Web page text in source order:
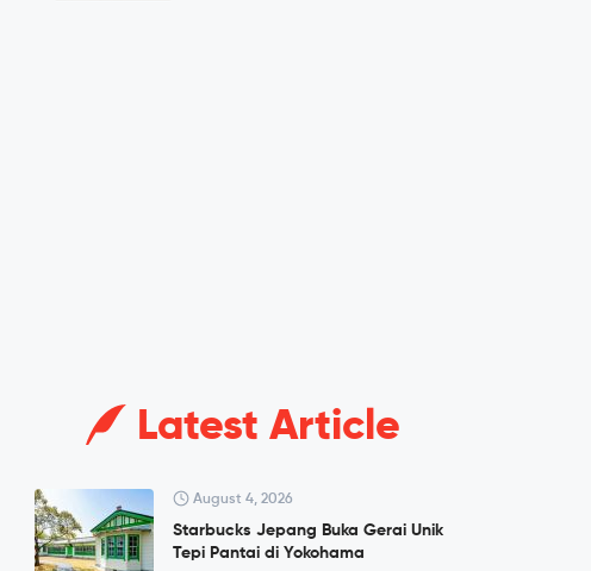
Latest Article
August 4, 2026
Starbucks Jepang Buka Gerai Unik
Tepi Pantai di Yokohama